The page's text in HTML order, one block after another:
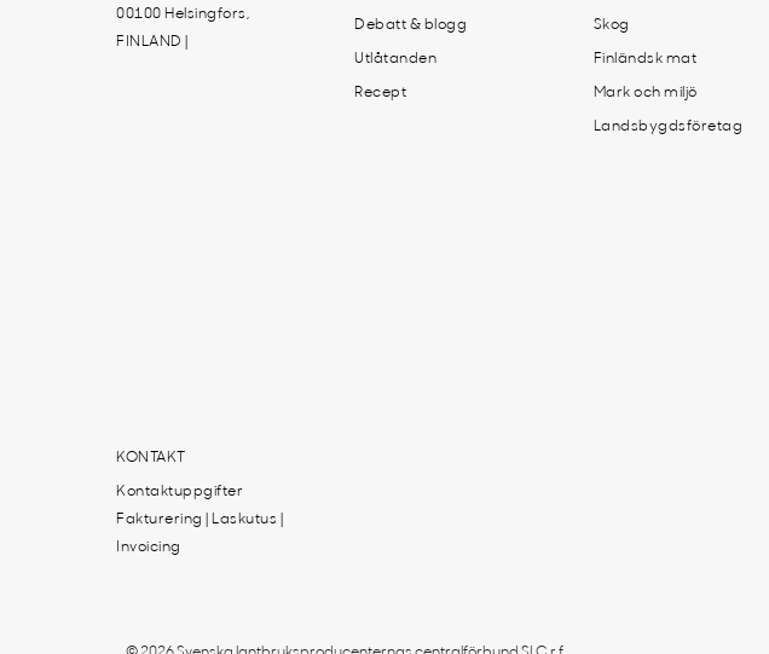
00100 Helsingfors,
FINLAND |
Debatt & blogg
Utlåtanden
Recept
Skog
Finländsk mat
Mark och miljö
Landsbygdsföretag
KONTAKT
Kontaktuppgifter
Fakturering | Laskutus |
Invoicing